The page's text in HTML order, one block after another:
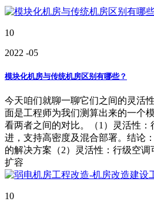
10
2022 -05
模块化机房与传统机房区别有哪些？
今天咱们就聊一聊它们之间的灵活
面是工程师为我们测算出来的一个
看两者之间的对比。（1）灵活性
进，支持高密度及混合部署。结论
的解决方案（2）灵活性：行级空
扩容
10